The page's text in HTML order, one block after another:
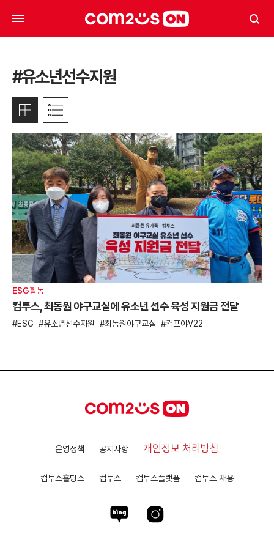
#유소년선수지원
ESG활동
컴투스, 최동원 야구교실에 유소년 선수 육성 지원금 전달
ESG 유소년선수지원 최동원야구교실 컴프야V22
운영정책 공지사항 개인정보 처리방침
컴투스홀딩스 컴투스 컴투스플랫폼 컴투스 채용